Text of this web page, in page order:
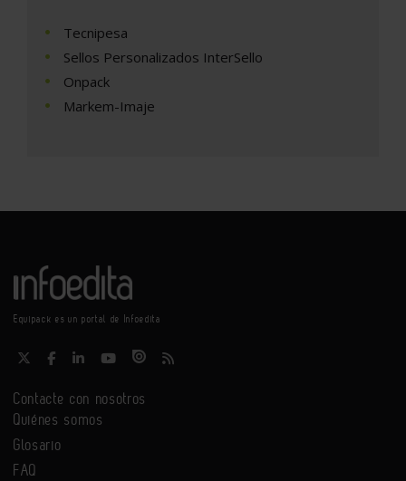
Tecnipesa
Sellos Personalizados InterSello
Onpack
Markem-Imaje
Equipack es un portal de Infoedita
Contacte con nosotros
Quiénes somos
Glosario
FAQ